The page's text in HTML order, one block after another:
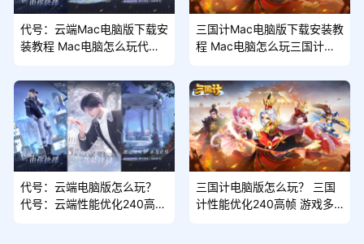
代号：云端Mac电脑版下载安
装教程 Mac电脑怎么玩代
三国计Mac电脑版下载安装教
程 Mac电脑怎么玩三国计攻
代号：云端电脑版怎么玩？
代号：云端性能优化240高帧
三国计电脑版怎么玩？ 三国
计性能优化240高帧 游戏多